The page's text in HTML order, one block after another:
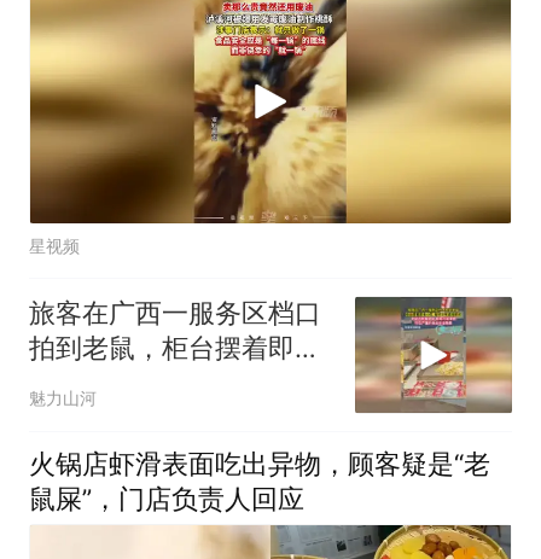
星视频
旅客在广西一服务区档口
拍到老鼠，柜台摆着即食
小吃，食材没有遮挡密闭
魅力山河
火锅店虾滑表面吃出异物，顾客疑是“老
鼠屎”，门店负责人回应